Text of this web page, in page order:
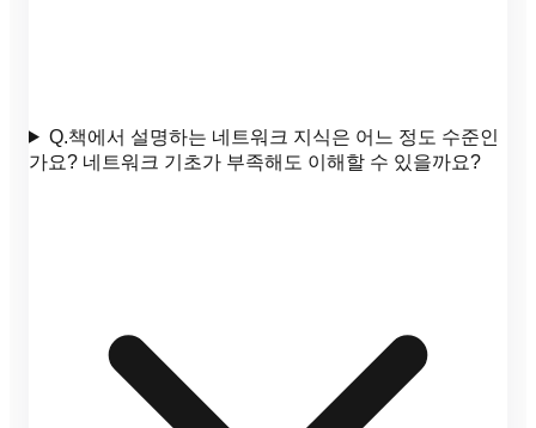
Q.책에서 설명하는 네트워크 지식은 어느 정도 수준인
가요? 네트워크 기초가 부족해도 이해할 수 있을까요?